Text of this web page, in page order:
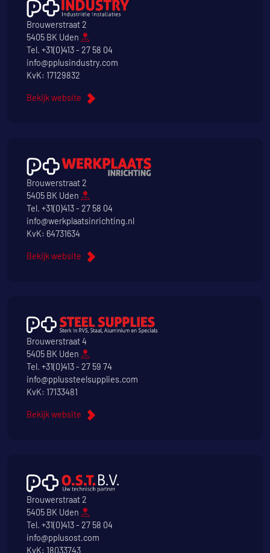
Brouwerstraat 2
5405 BK Uden
Tel. +31(0)413 - 27 58 04
info@pplusindustry.com
KvK: 17129832
Bekijk website
Brouwerstraat 2
5405 BK Uden
Tel. +31(0)413 - 27 58 04
info@werkplaatsinrichting.nl
KvK: 64731634
Bekijk website
Brouwerstraat 4
5405 BK Uden
Tel. +31(0)413 - 27 59 74
info@pplussteelsupplies.com
KvK: 17133481
Bekijk website
Brouwerstraat 2
5405 BK Uden
Tel. +31(0)413 - 27 58 04
info@pplusost.com
KvK: 18033743